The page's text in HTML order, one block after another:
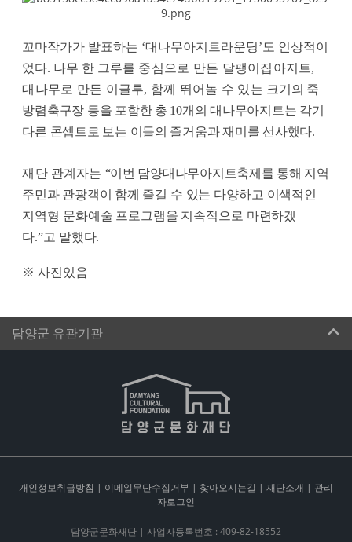
꼬마작가가 발표하는 ‘대나무아지트라운딩’도 인상적이
었다. 나무 한 그루를 중심으로 만든 달팽이집아지트,
대나무로 만든 이글루, 함께 뛰어놀 수 있는 크기의 죽
방렴축구장 등을 포함한 총 10개의 대나무아지트는 각기
다른 콘셉트로 보는 이들의 즐거움과 재미를 선사했다.
재단 관계자는 “이번 담양대나무아지트축제를 통해 지역
주민과 관광객이 함께 즐길 수 있는 다양하고 이색적인
지역형 문화예술 프로그램을 지속적으로 마련하겠
다.”고 말했다.
※사진있음
담양군 유관기관
개인정보취급방침 | 이메일무단수집거부 | 찾아오시는길 | 재단소개 | 관리
자로그인
담양군문화재단 | 사업자등록번호 : 409-82-18552